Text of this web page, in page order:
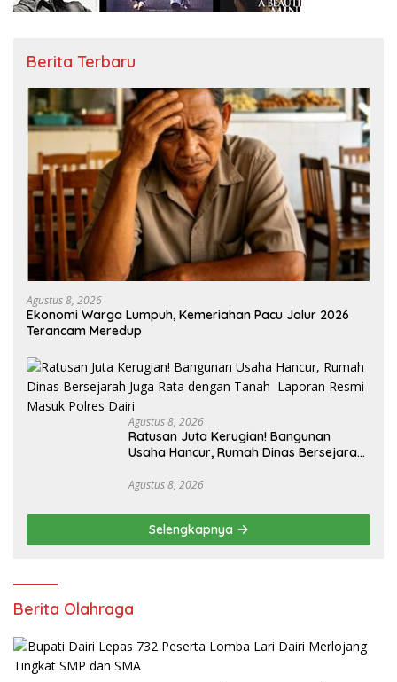
Berita Terbaru
Agustus 8, 2026
Ekonomi Warga Lumpuh, Kemeriahan Pacu Jalur 2026
Terancam Meredup
Agustus 8, 2026
Ratusan Juta Kerugian! Bangunan
Usaha Hancur, Rumah Dinas Bersejarah
Resmi Masuk Polres Dairi
Agustus 8, 2026
Selengkapnya
Berita Olahraga